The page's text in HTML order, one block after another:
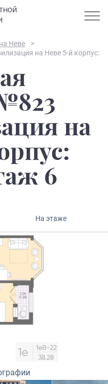
в
каталог
апартаментов
класса
продажи
Неве
>
на Неве 5-й корпус:
на
6
На этаже